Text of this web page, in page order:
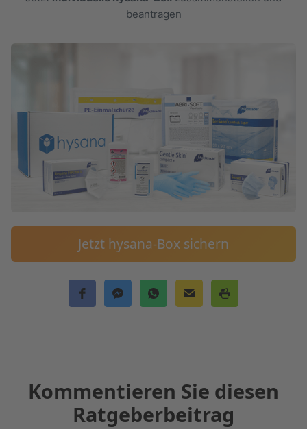
beantragen
Jetzt hysana-Box sichern
Kommentieren Sie diesen
Ratgeberbeitrag